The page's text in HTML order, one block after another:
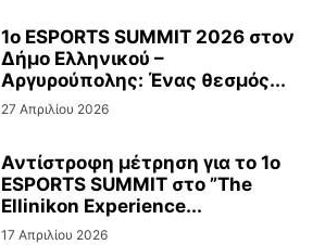
1ο ESPORTS SUMMIT 2026 στον
Δήμο Ελληνικού –
Αργυρούπολης: Ένας θεσμός...
27 Απριλίου 2026
Αντίστροφη μέτρηση για το 1ο
ESPORTS SUMMIT στο ”The
Ellinikon Experience...
17 Απριλίου 2026